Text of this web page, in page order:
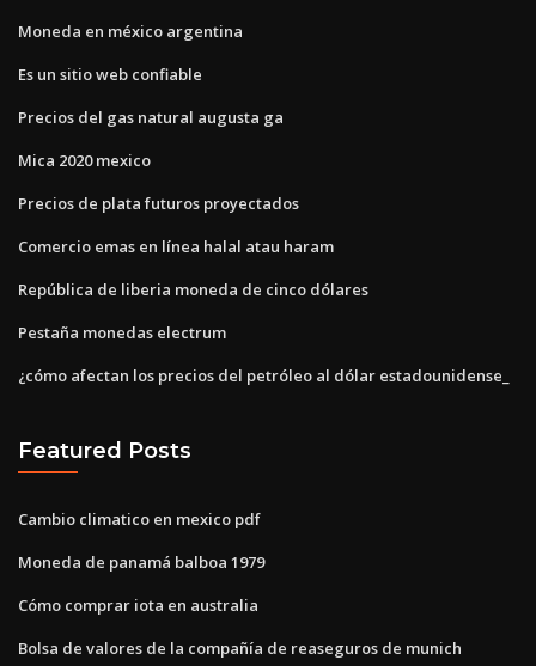
Moneda en méxico argentina
Es un sitio web confiable
Precios del gas natural augusta ga
Mica 2020 mexico
Precios de plata futuros proyectados
Comercio emas en línea halal atau haram
República de liberia moneda de cinco dólares
Pestaña monedas electrum
¿cómo afectan los precios del petróleo al dólar estadounidense_
Featured Posts
Cambio climatico en mexico pdf
Moneda de panamá balboa 1979
Cómo comprar iota en australia
Bolsa de valores de la compañía de reaseguros de munich